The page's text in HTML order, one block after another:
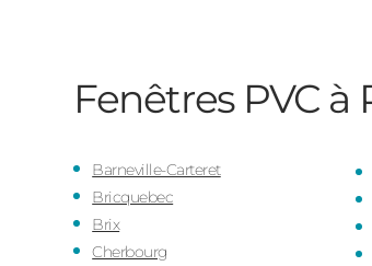
Fenêtres PVC à
Barneville-Carteret
Bricquebec
Brix
Cherbourg